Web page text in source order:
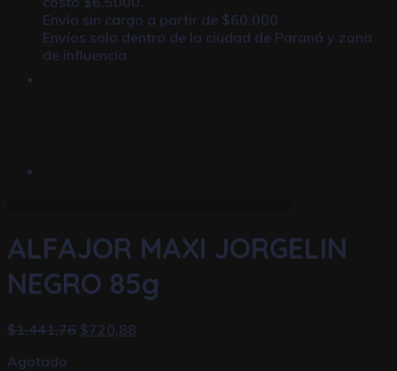
Envío sin cargo a partir de $60.000
Envíos solo dentro de la ciudad de Paraná y zona
de influencia
ALFAJOR MAXI JORGELIN
NEGRO 85g
$1.441,76 $720,88
Agotado